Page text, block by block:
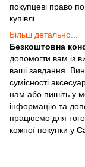
покупцеві право
купівлі.
Більш детально...
Безкоштовна
допомогти вам із
ваші завдання.
сумісності
нам або пишіть у
інформацію та
працюємо для
кожної покупки у